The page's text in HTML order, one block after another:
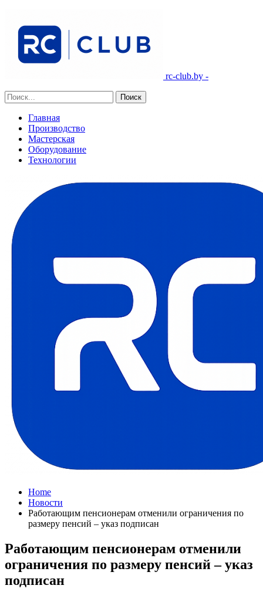
rc-club.by -
Главная
Производство
Мастерская
Оборудование
Технологии
Home
Новости
Работающим пенсионерам отменили ограничения по
размеру пенсий – указ подписан
Работающим пенсионерам отменили
ограничения по размеру пенсий – указ
подписан